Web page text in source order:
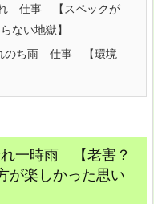
仕事 【スペックが
ない地獄】
のち雨 仕事 【環境
一時雨 【老害？
が楽しかった思い